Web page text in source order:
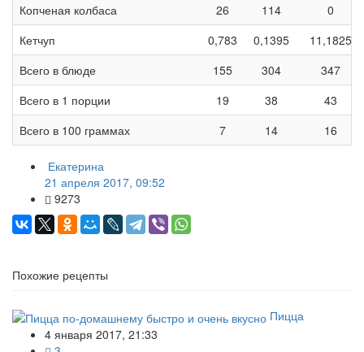
Копченая колбаса
26 114
0
Кетчуп
0,783 0,1395
11,1825
Всего в блюде
155 304
347
Всего в 1 порции
19 38
43
Всего в 100 граммах
7 14 16
Екатерина
21 апреля 2017, 09:52
9273
Похожие рецепты
Пицца
4 января 2017, 21:33